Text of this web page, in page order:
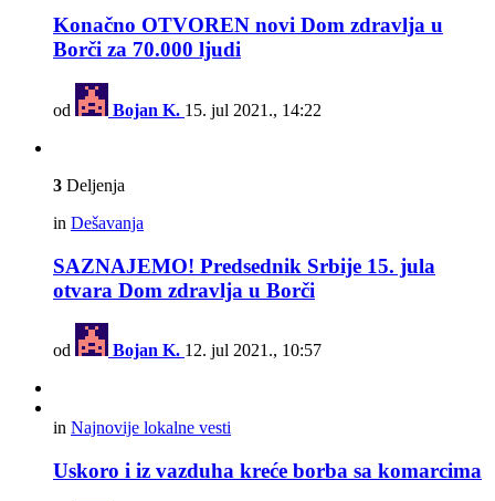
Konačno OTVOREN novi Dom zdravlja u
Borči za 70.000 ljudi
od Bojan K. 15. jul 2021., 14:22
3 Deljenja
in Dešavanja
SAZNAJEMO! Predsednik Srbije 15. jula
otvara Dom zdravlja u Borči
od Bojan K. 12. jul 2021., 10:57
in Najnovije lokalne vesti
Uskoro i iz vazduha kreće borba sa komarcima